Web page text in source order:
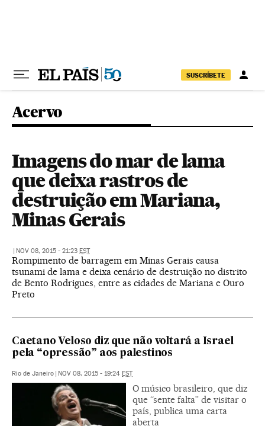
SUSCRÍBETE
Acervo
Imagens do mar de lama
que deixa rastros de
destruição em Mariana,
Minas Gerais
| NOV 08, 2015 - 21:23 EST
Rompimento de barragem em Minas Gerais causa
tsunami de lama e deixa cenário de destruição no distrito
de Bento Rodrigues, entre as cidades de Mariana e Ouro
Preto
Caetano Veloso diz que não voltará a Israel
pela “opressão” aos palestinos
Rio de Janeiro | NOV 08, 2015 - 19:24 EST
O músico brasileiro, que diz
que “sente falta” de visitar o
país, publica uma carta
aberta